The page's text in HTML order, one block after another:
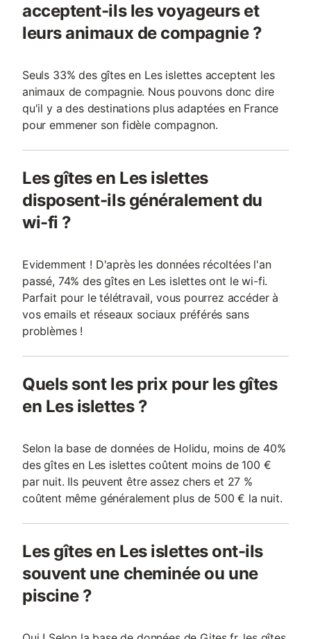
acceptent-ils les voyageurs et
leurs animaux de compagnie ?
Seuls 33% des gîtes en Les islettes acceptent les
animaux de compagnie. Nous pouvons donc dire
qu'il y a des destinations plus adaptées en France
pour emmener son fidèle compagnon.
Les gîtes en Les islettes
disposent-ils généralement du
wi-fi ?
Evidemment ! D'après les données récoltées l'an
passé, 74% des gîtes en Les islettes ont le wi-fi.
Parfait pour le télétravail, vous pourrez accéder à
vos emails et réseaux sociaux préférés sans
problèmes !
Quels sont les prix pour les gîtes
en Les islettes ?
Selon la base de données de Holidu, moins de 40%
des gîtes en Les islettes coûtent moins de 100 €
par nuit. Ils peuvent être assez chers et 27 %
coûtent même généralement plus de 500 € la nuit.
Les gîtes en Les islettes ont-ils
souvent une cheminée ou une
piscine ?